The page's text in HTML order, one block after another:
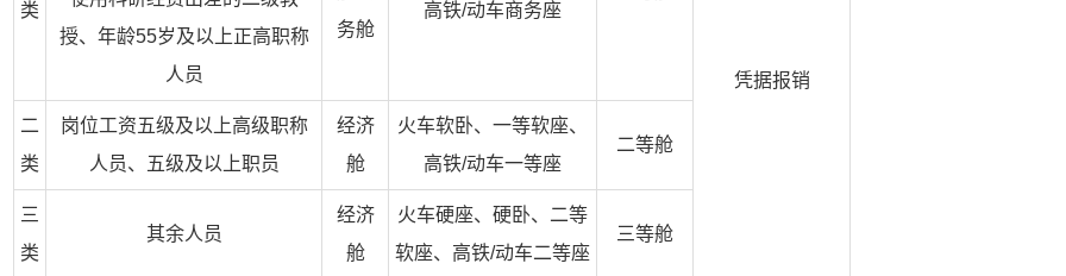
类
务舱
高铁/动车商务座
凭据报销
授、年龄55岁及以上正高职称
人员
二
类
岗位工资五级及以上高级职称
人员、五级及以上职员
经济
舱
火车软卧、一等软座、
高铁/动车一等座
二等舱
三
类
其余人员
经济
舱
火车硬座、硬卧、二等
软座、高铁/动车二等座
三等舱